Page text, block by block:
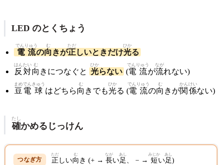
LED のとくちょう
電流
でんりゅう
の向
む
きが正
ただ
しいときだけ光
ひか
る
反対
はんたい
向
む
きにつなぐと 光
ひか
らない (電流
でんりゅう
が流
なが
れない)
豆
まめ
電
でん
球
きゅう
はどちら向
む
きでも光
ひか
る (電流
でんりゅう
の向
む
きが関係
かんけい
ない)
確
たし
かめるじっけん
正
ただ
しい向
む
き (+ →長
なが
い足
あし
、 − → 短
みじか
い足
あし
)